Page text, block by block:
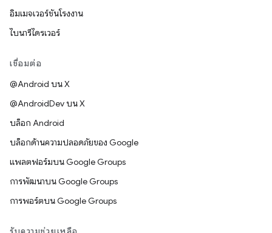
อิมเมจเวอร์ชันโรงงาน
ไบนารีไดรเวอร์
เชื่อมต่อ
@Android บน X
@AndroidDev บน X
บล็อก Android
บล็อกด้านความปลอดภัยของ Google
แพลตฟอร์มบน Google Groups
การพัฒนาบน Google Groups
การพอร์ตบน Google Groups